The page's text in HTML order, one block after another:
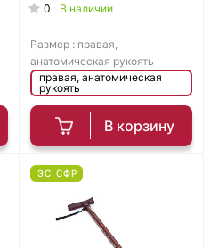
0 В наличии
В корзину
Размер : правая,
анатомическая рукоять
правая, анатомическая
рукоять
ЭС СФР